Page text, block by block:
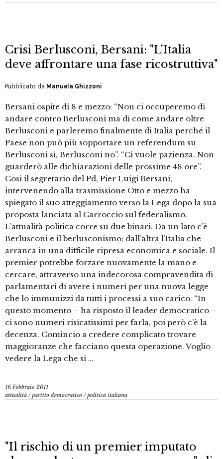
Crisi Berlusconi, Bersani: "L'Italia
deve affrontare una fase ricostruttiva"
Pubblicato da Manuela Ghizzoni
Bersani ospite di 8 e mezzo: “Non ci occuperemo di
andare contro Berlusconi ma di come andare oltre
Berlusconi e parleremo finalmente di Italia perché il
Paese non può più sopportare un referendum su
Berlusconi sì, Berlusconi no”. “Ci vuole pazienza. Non
guarderò alle dichiarazioni delle prossime 48 ore”.
Così il segretario del Pd, Pier Luigi Bersani,
intervenendo alla trasmissione Otto e mezzo ha
spiegato il suo atteggiamento verso la Lega dopo la sua
proposta lanciata al Carroccio sul federalismo.
L’attualità politica corre su due binari. Da un lato c’è
Berlusconi e il berlusconismo; dall’altra l’Italia che
arranca in una difficile ripresa economica e sociale. Il
premier potrebbe forzare nuovamente la mano e
cercare, attraverso una indecorosa compravendita di
parlamentari di avere i numeri per una nuova legge
che lo immunizzi da tutti i processi a suo carico. “In
questo momento – ha risposto il leader democratico –
ci sono numeri risicatissimi per farla, poi però c’è la
decenza. Comincio a credere complicato trovare
maggioranze che facciano questa operazione. Voglio
vedere la Lega che si …
16 Febbraio 2011
attualità /partito democratico /politica italiana
"Il rischio di un premier imputato